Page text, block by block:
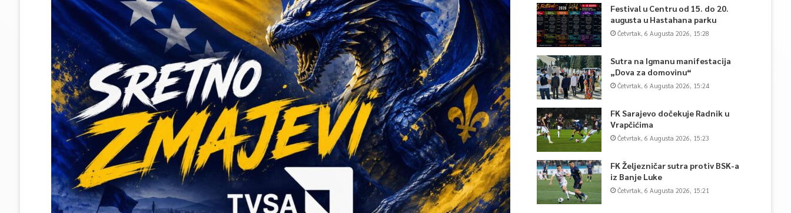
Festival u Centru od 15. do 20.
augusta u Hastahana parku
Četvrtak, 6 Augusta 2026, 15:28
Sutra na Igmanu manifestacija
„Dova za domovinu“
Četvrtak, 6 Augusta 2026, 15:24
FK Sarajevo dočekuje Radnik u
Vrapčićima
Četvrtak, 6 Augusta 2026, 15:23
FK Željezničar sutra protiv BSK-a
iz Banje Luke
Četvrtak, 6 Augusta 2026, 15:21